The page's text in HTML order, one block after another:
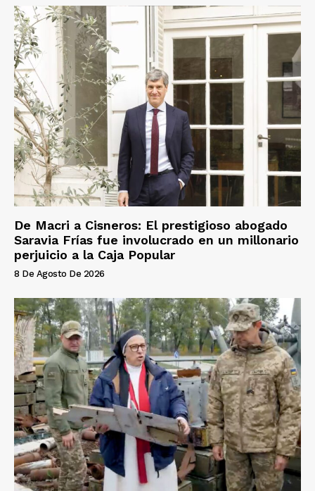
De Macri a Cisneros: El prestigioso abogado
Saravia Frías fue involucrado en un millonario
perjuicio a la Caja Popular
8 De Agosto De 2026